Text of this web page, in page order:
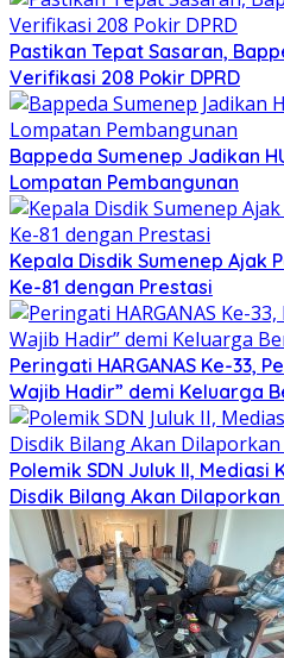
Pastikan Tepat Sasaran,
Verifikasi 208 Pokir DPRD
Bappeda Sumenep Jadikan
Lompatan Pembangunan
Kepala Disdik Sumenep Ajak
Ke-81 dengan Prestasi
Peringati HARGANAS Ke-33,
Wajib Hadir” demi Keluarga
Polemik SDN Juluk II, Mediasi
Disdik Bilang Akan